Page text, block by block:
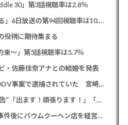
30」第3話視聴率は2.8％
見上愛＆上坂樹里 NHK朝ドラ「風、薫る」6日放送の第94回視聴率は10.4％
役柄に期待集まる
～」第5話視聴率は5.7％
・佐藤佳奈アナとの結婚を発表
元EXILE黒木啓司 妻・宮崎麗果被告へのDV事案で逮捕されていた 宮崎は全身打撲、頭部裂傷及び打撲、頸部損傷の怪我
西川貴教 今夜放送「Mステ」に向け“予告”「出ます！頑張ります！」「恐らくアレも着ます！」
斉藤慎二被告から性的暴行被害の女性 事件後にバウムクーヘン店を経営やTikTokでライブ配信する姿に「言葉にできない悔しさと怒り」